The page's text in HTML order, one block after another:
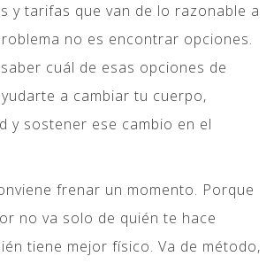
y tarifas que van de lo razonable a
no es encontrar opciones.
cuál de esas opciones de
a cambiar tu cuerpo,
y sostener ese cambio en el
frenar un momento. Porque
no va solo de quién te hace
tiene mejor físico. Va de método,